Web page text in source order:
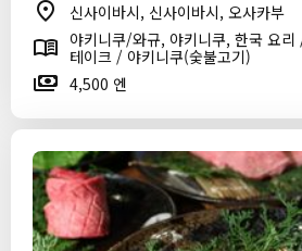
신사이바시, 신사이바시, 오사카부
야키니쿠/와규, 야키니쿠, 한국 요
테이크 / 야키니쿠(숯불고기)
4,500 엔